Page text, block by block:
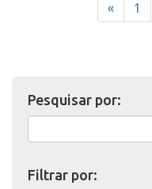
« 1
Pesquisar por:
Filtrar por: